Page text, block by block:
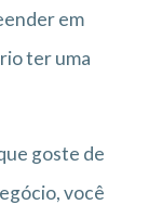
em
ter uma
goste de
você